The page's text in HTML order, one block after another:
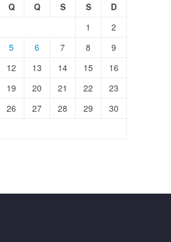
Q Q S S
D
1
2
5 6 7 8
9
12 13 14 15
16
19 20 21 22
23
26 27 28 29
30